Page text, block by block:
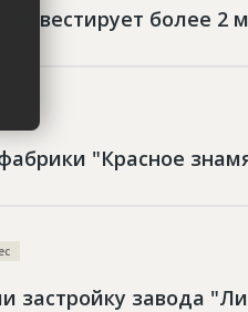
инвестирует более
"Красное
застройку завода